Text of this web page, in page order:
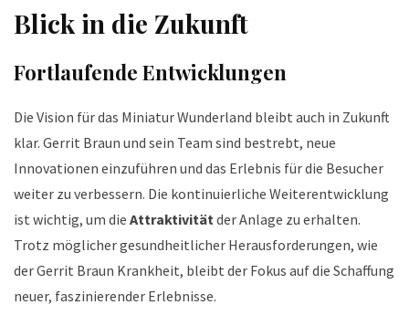
Blick in die Zukunft
Fortlaufende Entwicklungen
Die Vision für das Miniatur Wunderland bleibt auch in Zukunft
klar. Gerrit Braun und sein Team sind bestrebt, neue
Innovationen einzuführen und das Erlebnis für die Besucher
weiter zu verbessern. Die kontinuierliche Weiterentwicklung
ist wichtig, um die Attraktivität der Anlage zu erhalten.
Trotz möglicher gesundheitlicher Herausforderungen, wie
der Gerrit Braun Krankheit, bleibt der Fokus auf die Schaffung
neuer, faszinierender Erlebnisse.